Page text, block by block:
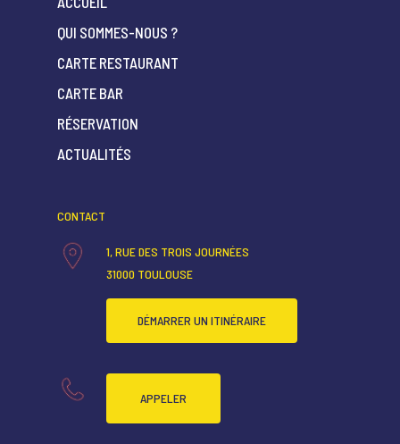
QUI SOMMES-NOUS ?
CARTE RESTAURANT
CARTE BAR
RÉSERVATION
ACTUALITÉS
CONTACT
1, RUE DES TROIS JOURNÉES
31000 TOULOUSE
DÉMARRER UN ITINÉRAIRE
APPELER
RÉSERVATION
ACTUALITÉS